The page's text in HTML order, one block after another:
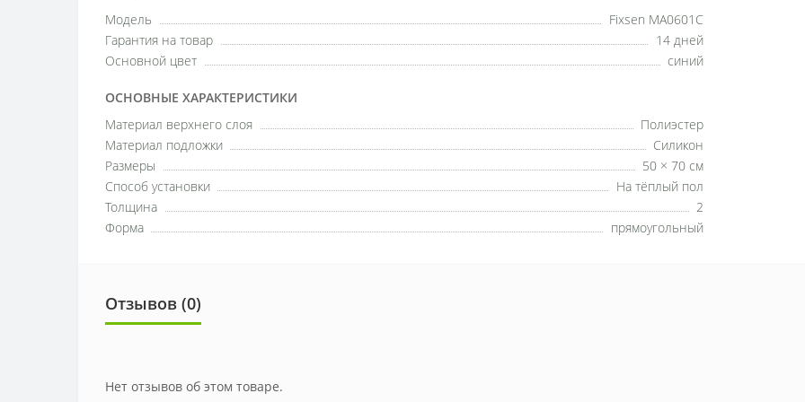
Модель
Fixsen MA0601C
Гарантия на товар
14 дней
Основной цвет
синий
ОСНОВНЫЕ ХАРАКТЕРИСТИКИ
Материал верхнего слоя
Полиэстер
Материал подложки
Силикон
Размеры
50 × 70 см
Способ установки
На тёплый пол
Толщина
2
Форма
прямоугольный
Отзывов (0)
Нет отзывов об этом товаре.